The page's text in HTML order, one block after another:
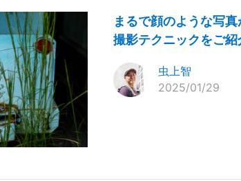
まるで顔のような写
撮影テクニックをご紹
虫上智
2025/01/29